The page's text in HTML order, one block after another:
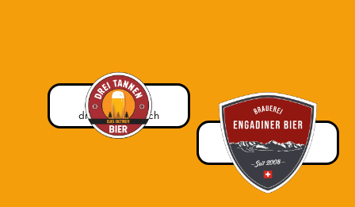
Drei Tannen
Olten, SO
dreitannenbier.ch
Engadiner Bier
Scanfs, GR
engadinerbier.ch